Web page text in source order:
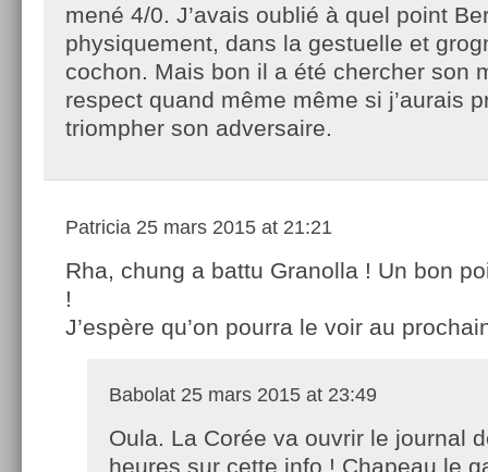
mené 4/0. J’avais oublié à quel point
physiquement, dans la gestuelle et
cochon. Mais bon il a été chercher son
respect quand même même si j’aurais
triompher son adversaire.
Patricia 25 mars 2015 at 21:21
Rha, chung a battu Granolla ! Un bon
!
J’espère qu’on pourra le voir au
Babolat 25 mars 2015 at 23:49
Oula. La Corée va ouvrir le journal
heures sur cette info ! Chapeau le